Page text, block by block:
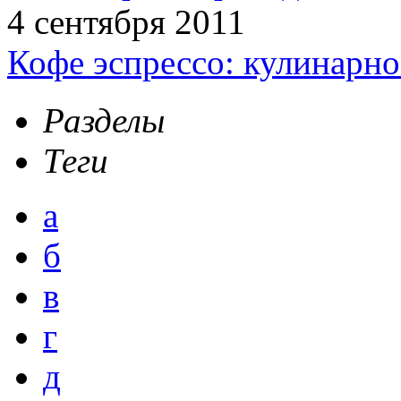
4 сентября 2011
Кофе эспрессо:
Разделы
Теги
а
б
в
г
д